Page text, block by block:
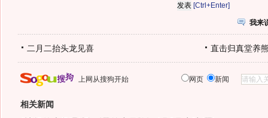
[Ctrl+Enter]
我来
二月二抬头龙见喜 直击归真堂养
上网从搜狗开始 网页 新闻
相关新闻